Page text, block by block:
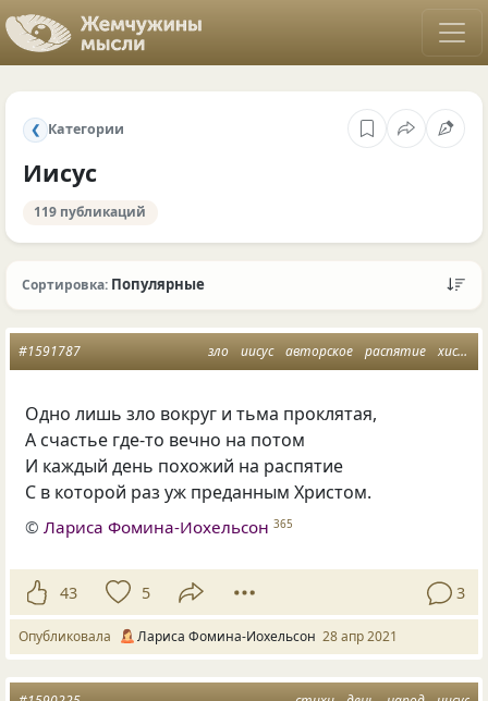
❮ Категории
Иисус
119 публикаций
Сортировка: Популярные
зло иисус авторское распятие хистос
#1591787
Одно лишь зло вокруг и тьма проклятая,
А счастье где-то вечно на потом
И каждый день похожий на распятие
С в которой раз уж преданным Христом.
©Лариса Фомина-Иохельсон 365
43 5 3
Опубликовала Лариса Фомина-Иохельсон 28 апр 2021